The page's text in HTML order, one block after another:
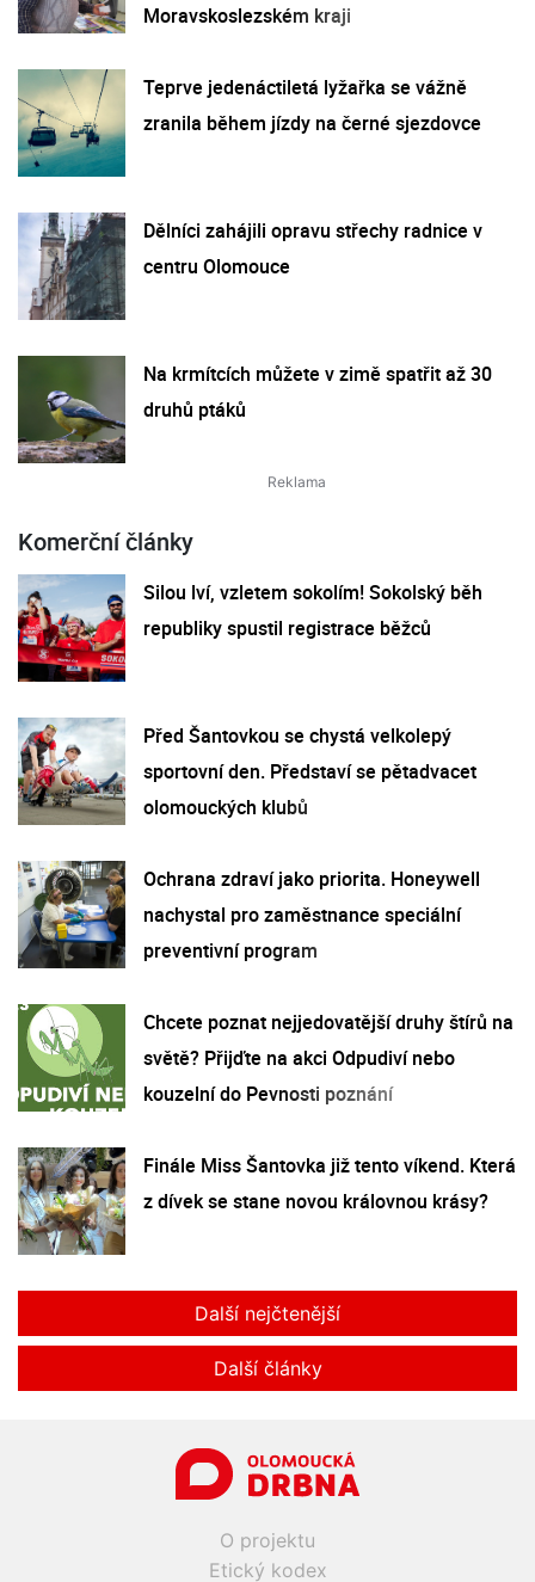
Moravskoslezském kraji
Teprve jedenáctiletá lyžařka se vážně
zranila během jízdy na černé sjezdovce
Dělníci zahájili opravu střechy radnice v
centru Olomouce
Na krmítcích můžete v zimě spatřit až 30
druhů ptáků
Komerční články
Silou lví, vzletem sokolím! Sokolský běh
republiky spustil registrace běžců
Před Šantovkou se chystá velkolepý
sportovní den. Představí se pětadvacet
olomouckých klubů
Ochrana zdraví jako priorita. Honeywell
nachystal pro zaměstnance speciální
preventivní program
Chcete poznat nejjedovatější druhy štírů na
světě? Přijďte na akci Odpudiví nebo
kouzelní do Pevnosti poznání
Finále Miss Šantovka již tento víkend. Která
z dívek se stane novou královnou krásy?
Další nejčtenější
Další články
O projektu
Etický kodex